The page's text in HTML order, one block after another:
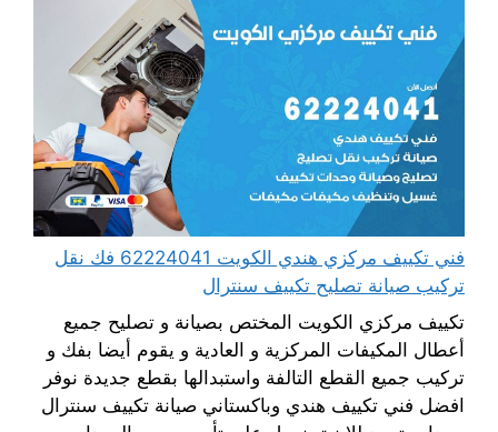
فني تكييف مركزي هندي الكويت 62224041 فك نقل
تركيب صيانة تصليح تكييف سنترال
تكييف مركزي الكويت المختص بصيانة و تصليح جميع
أعطال المكيفات المركزية و العادية و يقوم أيضا بفك و
تركيب جميع القطع التالفة واستبدالها بقطع جديدة نوفر
افضل فني تكييف هندي وباكستاني صيانة تكييف سنترال